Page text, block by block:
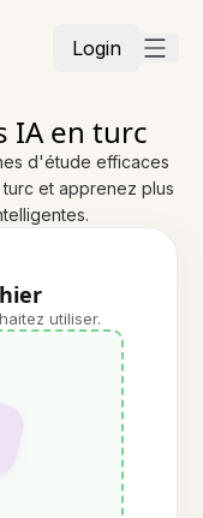
Login
IA en turc
d'étude efficaces
et apprenez plus
utiliser.